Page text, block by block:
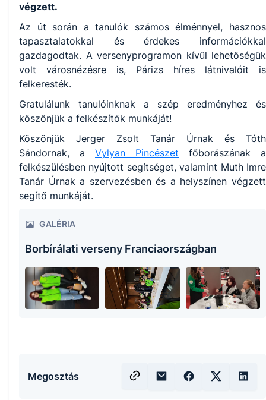
végzett.
Az út során a tanulók számos élménnyel, hasznos
tapasztalatokkal és érdekes információkkal
gazdagodtak. A versenyprogramon kívül lehetőségük
volt városnézésre is, Párizs híres látnivalóit is
felkeresték.
Gratulálunk tanulóinknak a szép eredményhez és
köszönjük a felkészítők munkáját!
Köszönjük Jerger Zsolt Tanár Úrnak és Tóth
Sándornak, a Vylyan Pincészet főborászának a
felkészülésben nyújtott segítséget, valamint Muth Imre
Tanár Úrnak a szervezésben és a helyszínen végzett
segítő munkáját.
GALÉRIA
Borbírálati verseny Franciaországban
Megosztás